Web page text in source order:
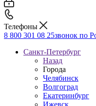
Телефоны
8 800 301 08 25звонок по
Санкт-Петербург
Назад
Города
Челябинск
Волгоград
Екатеринбург
Ижевск